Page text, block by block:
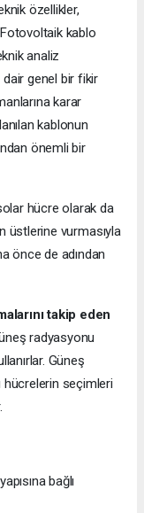
özellikler,
kablo
analiz
dair genel bir fikir
karar
kablonun
önemli bir
hücre olarak da
üstlerine vurmasıyla
önce de adından
takip eden
radyasyonu
Güneş
seçimleri
bağlı